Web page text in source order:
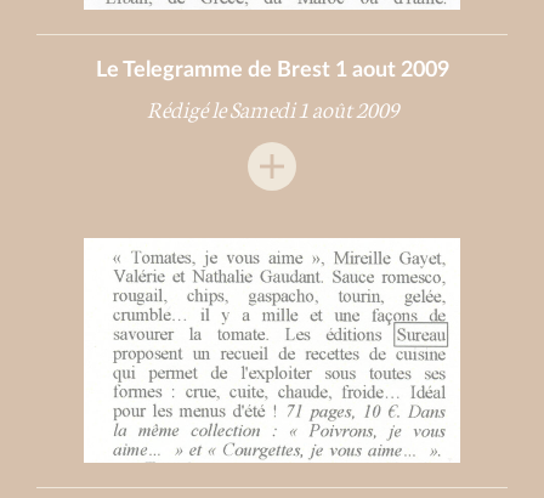
Le Telegramme de Brest 1 aout 2009
Rédigé le Samedi 1 août 2009